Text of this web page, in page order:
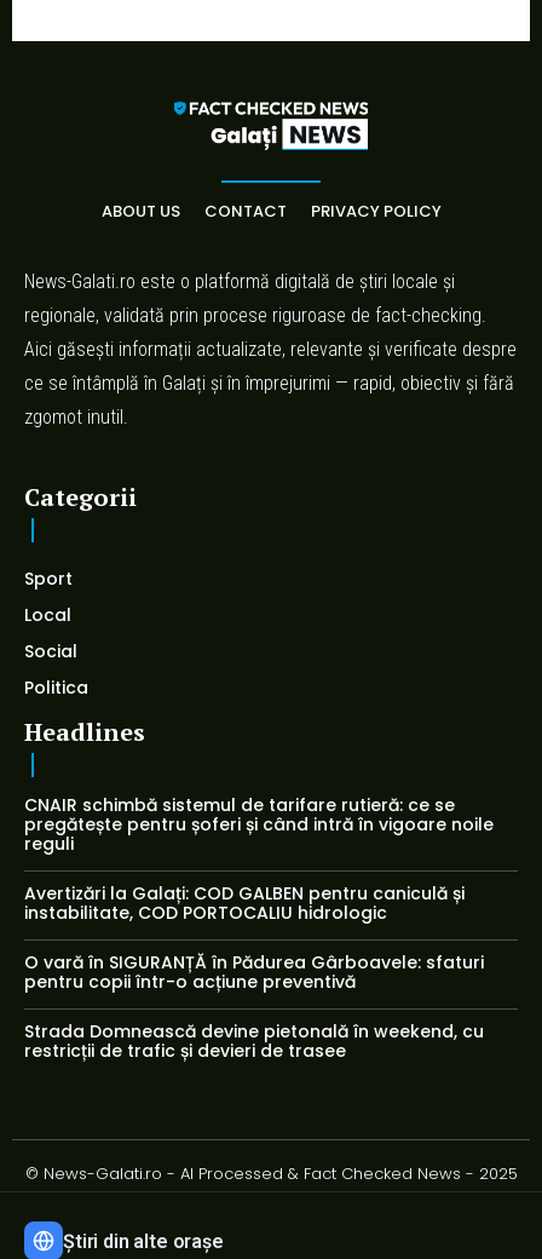
ABOUT US CONTACT PRIVACY POLICY
News-Galati.ro este o platformă digitală de știri locale și
regionale, validată prin procese riguroase de fact-checking.
Aici găsești informații actualizate, relevante și verificate despre
ce se întâmplă în Galați și în împrejurimi — rapid, obiectiv și fără
zgomot inutil.
Categorii
Sport
Local
Social
Politica
Headlines
CNAIR schimbă sistemul de tarifare rutieră: ce se
pregătește pentru șoferi și când intră în vigoare noile
reguli
Avertizări la Galați: COD GALBEN pentru caniculă și
instabilitate, COD PORTOCALIU hidrologic
O vară în SIGURANȚĂ în Pădurea Gârboavele: sfaturi
pentru copii într-o acțiune preventivă
Strada Domnească devine pietonală în weekend, cu
restricții de trafic și devieri de trasee
© News-Galati.ro - AI Processed & Fact Checked News - 2025
Știri din alte orașe